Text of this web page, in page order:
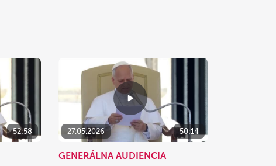
52:58 27.05.2026 50:14
GENERÁLNA AUDIENCIA